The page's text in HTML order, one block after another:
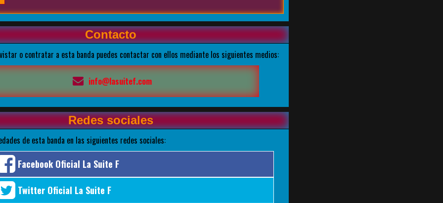
Contacto
o contratar a esta banda puedes contactar con ellos mediante los siguientes medios:
info@lasuitef.com
Redes sociales
de esta banda en las siguientes redes sociales:
Facebook Oficial La Suite F
Twitter Oficial La Suite F